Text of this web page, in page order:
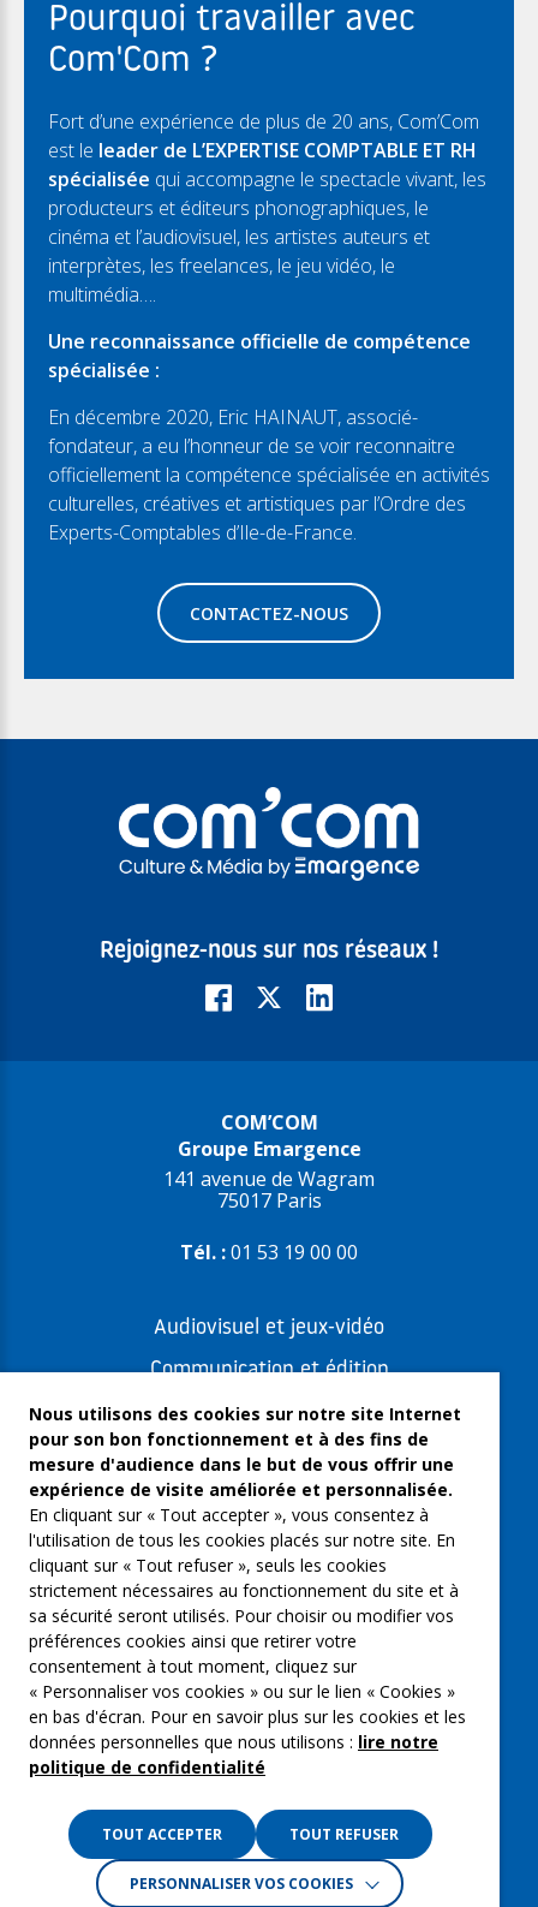
Pourquoi travailler avec
Com'Com ?
Fort d’une expérience de plus de 20 ans, Com’Com
est le leader de L’EXPERTISE COMPTABLE ET RH
spécialisée qui accompagne le spectacle vivant, les
producteurs et éditeurs phonographiques, le
cinéma et l’audiovisuel, les artistes auteurs et
interprètes, les freelances, le jeu vidéo, le
multimédia….
Une reconnaissance officielle de compétence
spécialisée :
En décembre 2020, Eric HAINAUT, associé-
fondateur, a eu l’honneur de se voir reconnaitre
officiellement la compétence spécialisée en activités
culturelles, créatives et artistiques par l’Ordre des
Experts-Comptables d’Ile-de-France.
CONTACTEZ-NOUS
Rejoignez-nous sur nos réseaux !
COM’COM
Groupe Emargence
141 avenue de Wagram
75017 Paris
Tél. :01 53 19 00 00
Audiovisuel et jeux-vidéo
Communication et édition
Freelances et artistes-auteurs
Musique et spectacles
Qui sommes-nous ?
Groupe Emargence
C’moi le chef
Actualités
Contactez nous
Mentions légales
Gestion des cookies
Crédits :La Jungle
Nous utilisons des cookies sur notre site Internet
pour son bon fonctionnement et à des fins de
mesure d'audience dans le but de vous offrir une
expérience de visite améliorée et personnalisée.
En cliquant sur « Tout accepter », vous consentez à
l'utilisation de tous les cookies placés sur notre site. En
cliquant sur « Tout refuser », seuls les cookies
strictement nécessaires au fonctionnement du site et à
sa sécurité seront utilisés. Pour choisir ou modifier vos
préférences cookies ainsi que retirer votre
consentement à tout moment, cliquez sur
« Personnaliser vos cookies » ou sur le lien « Cookies »
en bas d'écran. Pour en savoir plus sur les cookies et les
données personnelles que nous utilisons : lire notre
politique de confidentialité
TOUT ACCEPTER TOUT REFUSER
PERSONNALISER VOS COOKIES